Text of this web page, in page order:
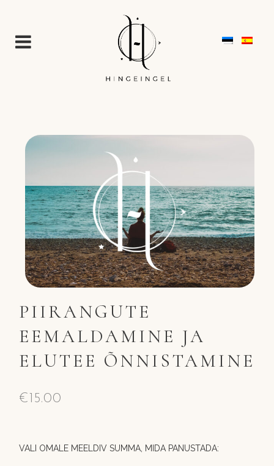
PIIRANGUTE
EEMALDAMINE JA
ELUTEE ÕNNISTAMINE
€ 15.00
VALI OMALE MEELDIV SUMMA, MIDA PANUSTADA: